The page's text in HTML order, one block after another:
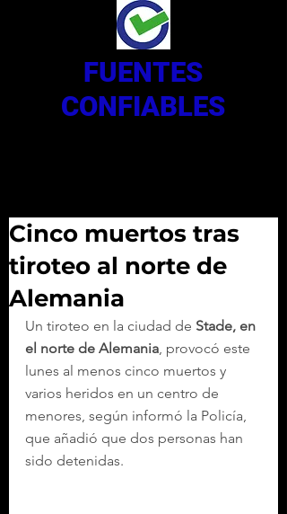
FUENTES
CONFIABLES
Cinco muertos tras
tiroteo al norte de
Alemania
Un tiroteo en la ciudad de Stade, en
el norte de Alemania, provocó este
lunes al menos cinco muertos y
varios heridos en un centro de
menores, según informó la Policía,
que añadió que dos personas han
sido detenidas.